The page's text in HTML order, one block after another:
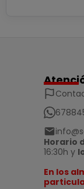
Horario
16:30h y
En los